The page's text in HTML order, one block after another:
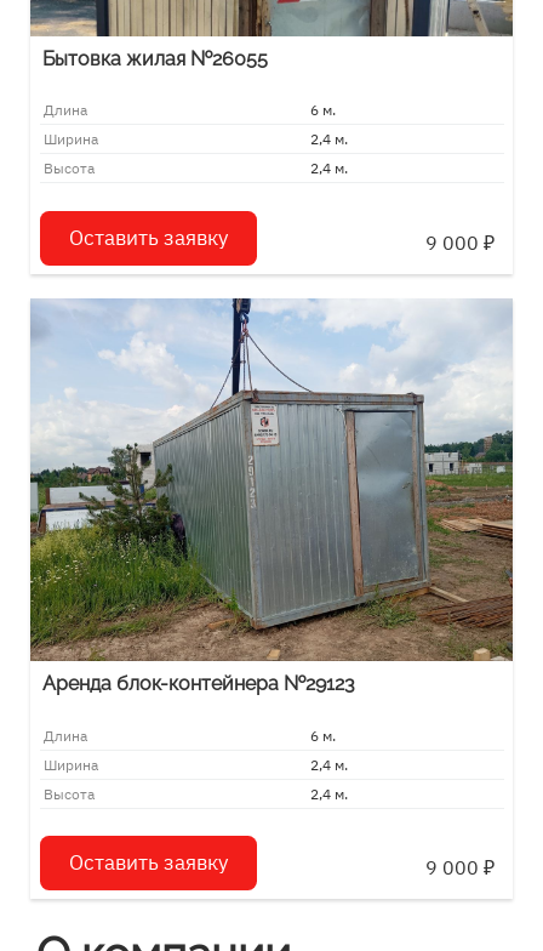
Бытовка жилая №26055
Длина
6 м.
Ширина
2,4 м.
Высота
2,4 м.
Оставить заявку 9 000 ₽
Аренда блок-контейнера №29123
Длина
6 м.
Ширина
2,4 м.
Высота
2,4 м.
Оставить заявку 9 000 ₽